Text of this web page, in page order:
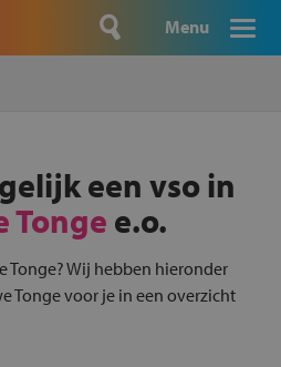
Menu
een vso in
Tonge e.o.
Tonge? Wij hebben hieronder
Tonge voor je in een overzicht